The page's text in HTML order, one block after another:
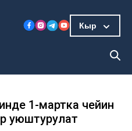
Кыр
1-мартка чейин
уюштурулат